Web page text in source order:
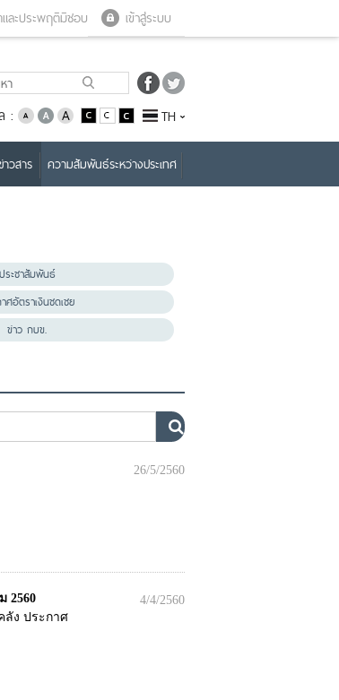
เข้าสู่ระบบ
ละประพฤติมิชอบ
: TH
าวสาร ความสัมพันธ์ระหว่างประเทศ
ประชาสัมพันธ์
ศอัตราเงินชดเชย
ข่าว กบข.
26/5/2560
2560
ลัง ประกาศ
4/4/2560